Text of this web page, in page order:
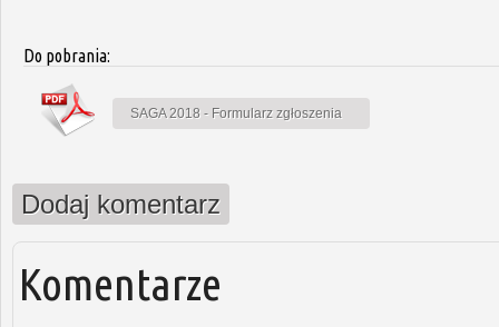
Do pobrania:
SAGA 2018 - Formularz zgłoszenia
Dodaj komentarz
Komentarze